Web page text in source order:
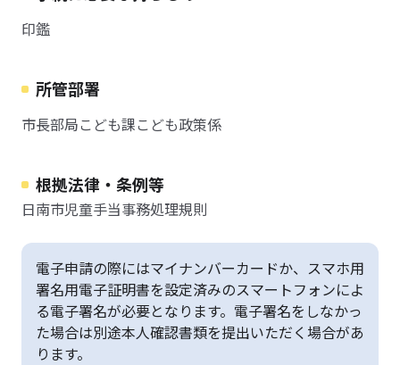
印鑑
所管部署
市長部局こども課こども政策係
根拠法律・条例等
日南市児童手当事務処理規則
電子申請の際にはマイナンバーカードか、スマホ用
署名用電子証明書を設定済みのスマートフォンによ
る電子署名が必要となります。電子署名をしなかっ
た場合は別途本人確認書類を提出いただく場合があ
ります。